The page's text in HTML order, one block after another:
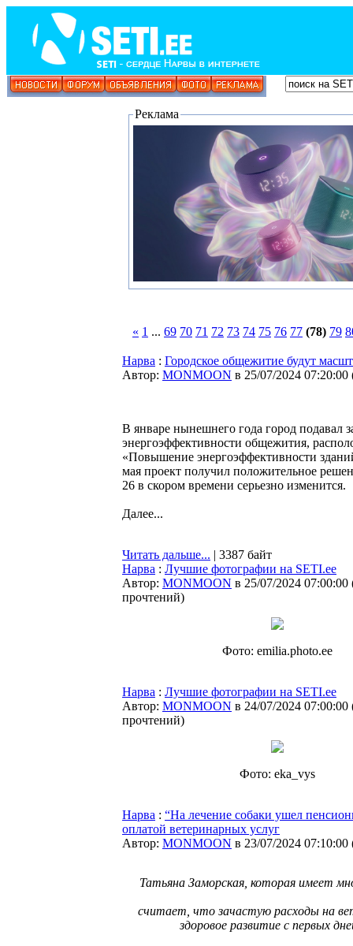
Реклама
« 1 ... 69 70 71 72 73 74 75 76 77 (78) 79
Нарва : Городское общежитие будут
Автор: MONMOON в 25/07/2024 07:20:00
В январе нынешнего года город подавал
энергоэффективности общежития,
«Повышение энергоэффективности
мая проект получил положительное
26 в скором времени серьезно изменится.
Далее...
Читать дальше... | 3387 байт
Нарва : Лучшие фотографии на SETI.ee
Автор: MONMOON в 25/07/2024 07:00:00
прочтений)
Фото: emilia.photo.ee
Нарва : Лучшие фотографии на SETI.ee
Автор: MONMOON в 24/07/2024 07:00:00
прочтений)
Фото: eka_vys
Нарва : “На лечение собаки ушел
оплатой ветеринарных услуг
Автор: MONMOON в 23/07/2024 07:10:00
Татьяна Заморская, которая имеет
считает, что зачастую расходы на
здоровое развитие с первых